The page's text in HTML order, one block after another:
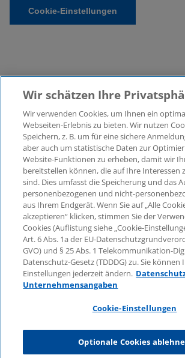
Cookie-Einstellungen
©2026 KPMG Law
assoziiert mit der KPMG AG
Wirtschaftsprüfungsgesellschaft, einer
Aktiengesellschaft nach deutschem
Mitglied der globalen KPMG-
unabhängiger Mitgliedsfirmen, die
Limited, einer Private English
Guarantee, angeschlossen sind. Alle
vorbehalten. Für weitere Einzelheiten
der globalen Organisation von KPMG
bittehttps://home.kpmg/governance.
KPMG International erbringt keine
Kunden. Keine Mitgliedsfirma ist
International oder eine andere
binden, ebenso wie KPMG
autorisiert ist, andere Mitgliedsfirmen
Wir schätzen Ihre
Wir verwenden Cookies, um Ihnen ein
Webseiten-Erlebnis zu bieten. Wir nutzen
Speichern, z. B. um für eine sichere
aber auch um statistische Daten zur
Website-Funktionen zu erheben, damit wir
bereitstellen können, die auf Ihre Interessen
sind. Dies umfasst die Speicherung und das
personenbezogenen und nicht-
aus Ihrem Endgerät. Wenn Sie auf „Alle
akzeptieren“ klicken, stimmen Sie der
Cookies (Auflistung siehe „Cookie-
Art. 6 Abs. 1a der EU-
GVO) und § 25 Abs. 1 Telekommunikation-
Datenschutz-Gesetz (TDDDG) zu. Sie können
Einstellungen jederzeit ändern.
Unternehmensangaben
Cookie-Einstellungen
Optionale Cookies